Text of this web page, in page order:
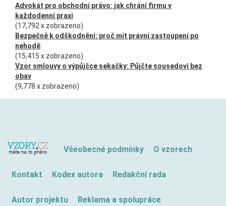
Advokát pro obchodní právo: jak chrání firmu v
každodenní praxi
(17,792 x zobrazeno)
Bezpečně k odškodnění: proč mít právní zastoupení po
nehodě
(15,415 x zobrazeno)
Vzor smlouvy o výpůjčce sekačky: Půjčte sousedovi bez
obav
(9,778 x zobrazeno)
Všeobecné podmínky O vzorech
Kontakt Kodex autora Redakční rada
Autor projektu Reklama a spolupráce